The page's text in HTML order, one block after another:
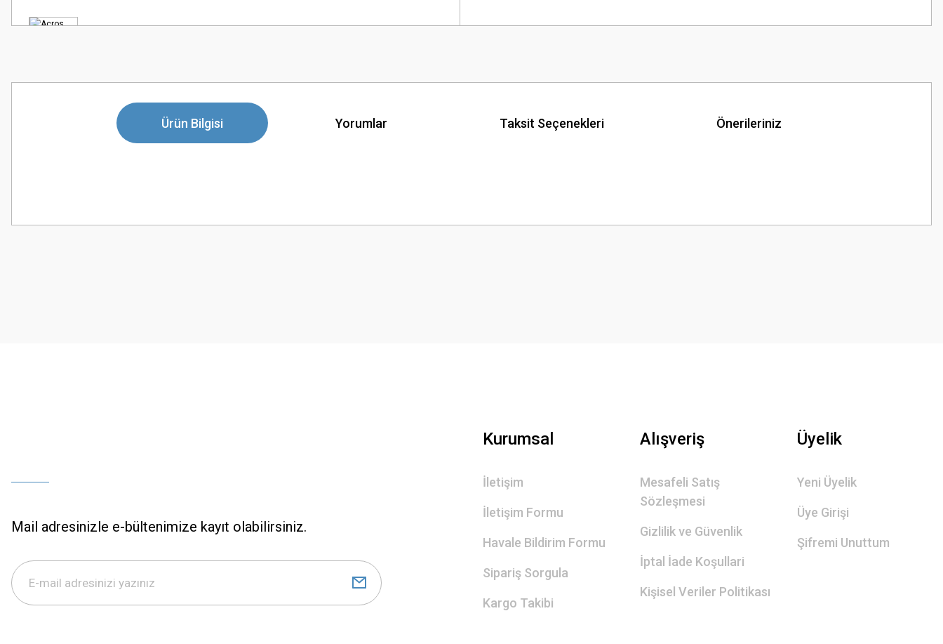
Ürün Bilgisi Yorumlar Taksit Seçenekleri Önerileriniz
Görüş ve önerileriniz için teşekkür ederiz.
Mail adresinizle e-bültenimize kayıt olabilirsiniz.
Kurumsal
İletişim
İletişim Formu
Havale Bildirim Formu
Sipariş Sorgula
Kargo Takibi
Alışveriş
Mesafeli Satış
Sözleşmesi
Gizlilik ve Güvenlik
İptal İade Koşullari
Kişisel Veriler Politikası
Üyelik
Yeni Üyelik
Üye Girişi
Şifremi Unuttum